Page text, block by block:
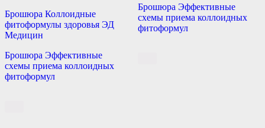
Брошюра Коллоидные
фитоформулы здоровья ЭД
Медицин
Брошюра Эффективные
схемы приема коллоидных
фитоформул
Брошюра Эффективные
схемы приема коллоидных
фитоформул